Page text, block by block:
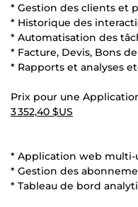
* Gestion des clients et
* Historique des
* Automatisation des
* Facture, Devis, Bons
* Rapports et analyses
Prix pour une
3 352,40 $US
* Application web multi-
* Gestion des
* Tableau de bord